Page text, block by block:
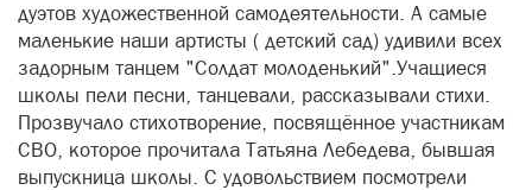
дуэтов художественной самодеятельности. А самые
маленькие наши артисты ( детский сад) удивили всех
задорным танцем "Солдат молоденький".Учащиеся
школы пели песни, танцевали, рассказывали стихи.
Прозвучало стихотворение, посвящённое участникам
СВО, которое прочитала Татьяна Лебедева, бывшая
выпускница школы. С удовольствием посмотрели